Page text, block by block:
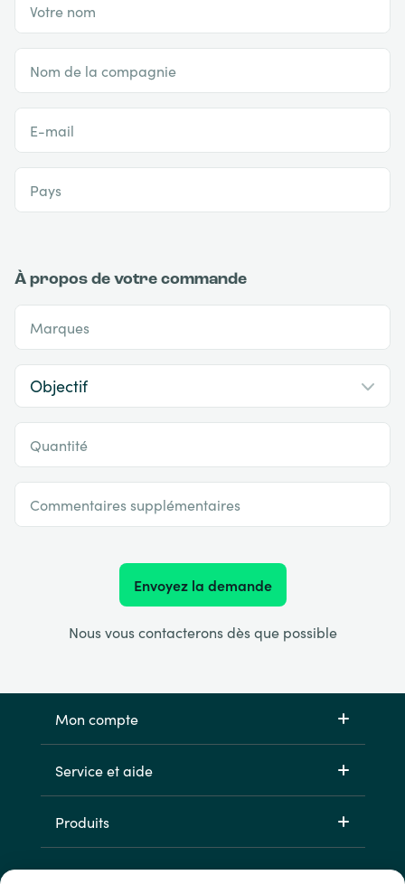
Votre nom
Nom de la compagnie
E-mail
Pays
À propos de votre commande
Marques
Quantité
Commentaires supplémentaires
Envoyez la demande
Nous vous contacterons dès que possible
Mon compte
Service et aide
Produits